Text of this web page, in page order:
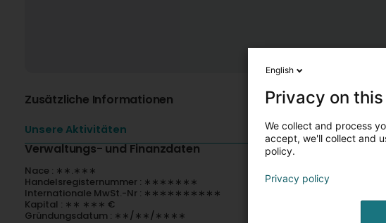
Zusätzliche Informationen
Unsere Aktivitäten
Verwaltungs- und Finanzdaten
Nace : ∗∗.∗∗∗
Handelsregisternummer : ∗∗∗∗∗∗∗
Internationale MwSt.-Nr : ∗∗∗∗∗∗∗∗∗∗
Kapital : ∗∗ ∗∗∗ €
Gründungsdatum : ∗∗/∗∗/∗∗∗∗
English
Privacy on
We collect and process
accept, we'll collect and
policy.
Privacy policy